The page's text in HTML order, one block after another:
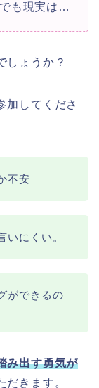
も現実は…
しょうか？
加してくださ
不安
いにくい。
ができるの
み出す勇気が
だきます。